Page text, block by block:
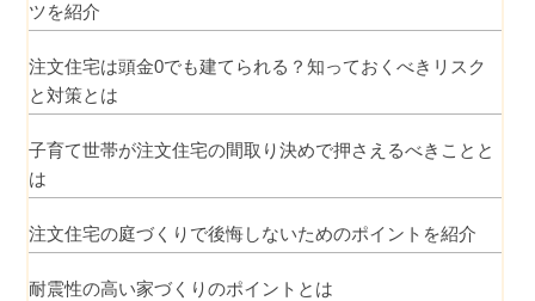
ツを紹介
注文住宅は頭金0でも建てられる？知っておくべきリスク
と対策とは
子育て世帯が注文住宅の間取り決めで押さえるべきことと
は
注文住宅の庭づくりで後悔しないためのポイントを紹介
耐震性の高い家づくりのポイントとは